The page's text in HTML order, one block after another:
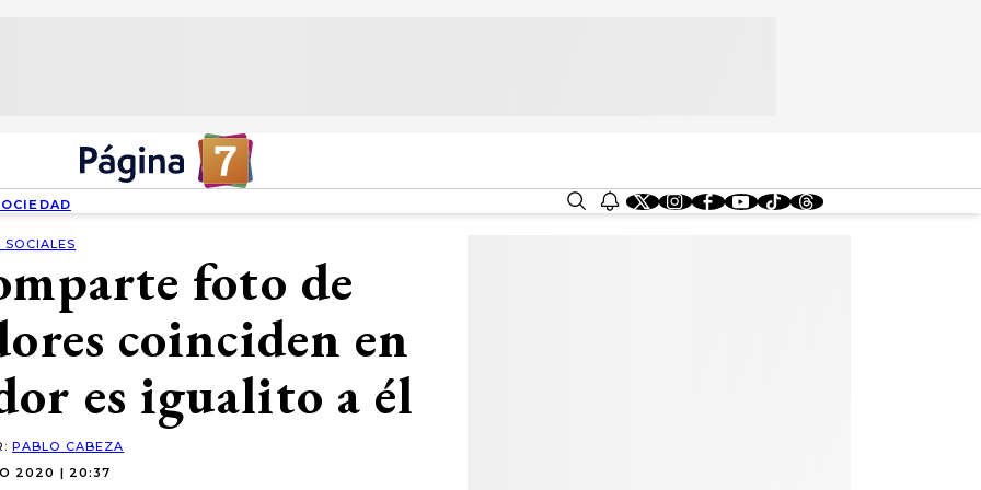
SOCIALES
foto de
coinciden en
es igualito a él
PABLO CABEZA
2020 | 20:37